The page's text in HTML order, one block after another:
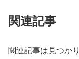
関連記事
関連記事は見つか